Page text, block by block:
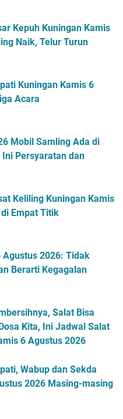
Kepuh Kuningan Kamis
Naik, Telur Turun
Kuningan Kamis 6
Acara
Mobil Samling Ada di
Persyaratan dan
Keliling Kuningan Kamis
Empat Titik
Agustus 2026: Tidak
Berarti Kegagalan
Salat Bisa
Kita, Ini Jadwal Salat
6 Agustus 2026
Wabup dan Sekda
2026 Masing-masing